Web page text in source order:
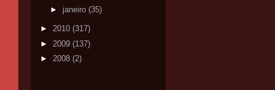
► janeiro (35)
► 2010 (317)
► 2009 (137)
► 2008 (2)